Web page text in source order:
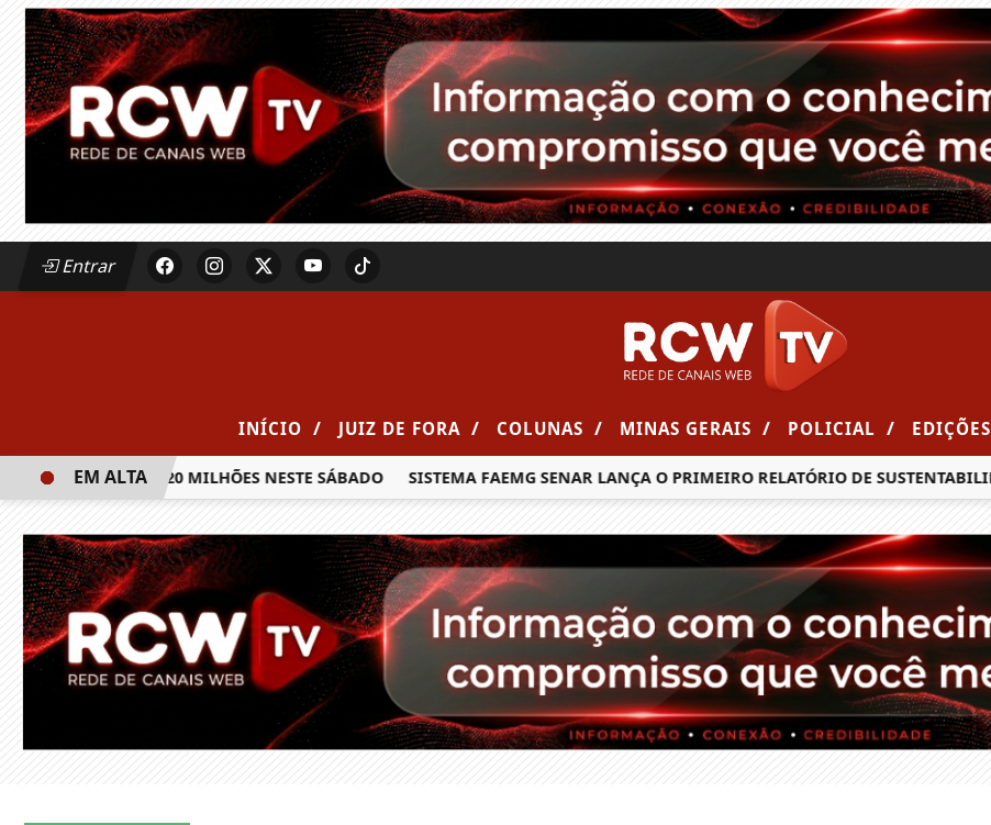
Entrar
INÍCIO / JUIZ DE FORA / COLUNAS / MINAS GERAIS / POLICIAL / EDIÇÕES
DE R$ 20 MILHÕES NESTE SÁBADO SISTEMA FAEMG SENAR LANÇA O PRIMEIRO RELATÓRIO DE SUSTENTABILIDADE
EM ALTA